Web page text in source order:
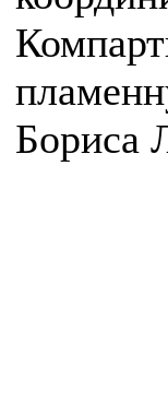
Бориса